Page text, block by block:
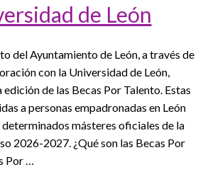
de León
del Ayuntamiento de León, a través de
con la Universidad de León,
edición de las Becas Por Talento. Estas
a personas empadronadas en León
determinados másteres oficiales de la
2026-2027. ¿Qué son las Becas Por
Por …